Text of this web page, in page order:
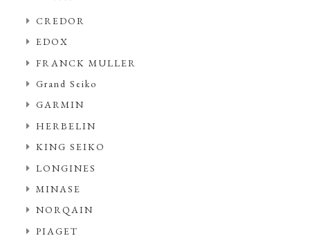
CREDOR
EDOX
FRANCK MULLER
Grand Seiko
GARMIN
HERBELIN
KING SEIKO
LONGINES
MINASE
NORQAIN
PIAGET